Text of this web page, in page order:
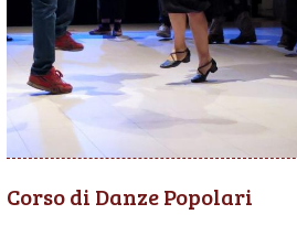
Corso di Danze Popolari